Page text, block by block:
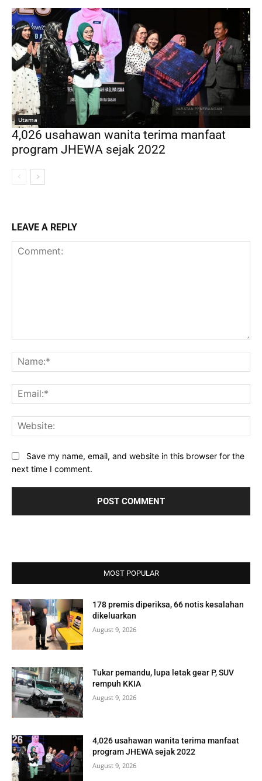
Utama
4,026 usahawan wanita terima manfaat
program JHEWA sejak 2022
LEAVE A REPLY
Save my name, email, and website in this browser for the
next time I comment.
MOST POPULAR
178 premis diperiksa, 66 notis kesalahan
dikeluarkan
August 9, 2026
Tukar pemandu, lupa letak gear P, SUV
rempuh KKIA
August 9, 2026
4,026 usahawan wanita terima manfaat
program JHEWA sejak 2022
August 9, 2026